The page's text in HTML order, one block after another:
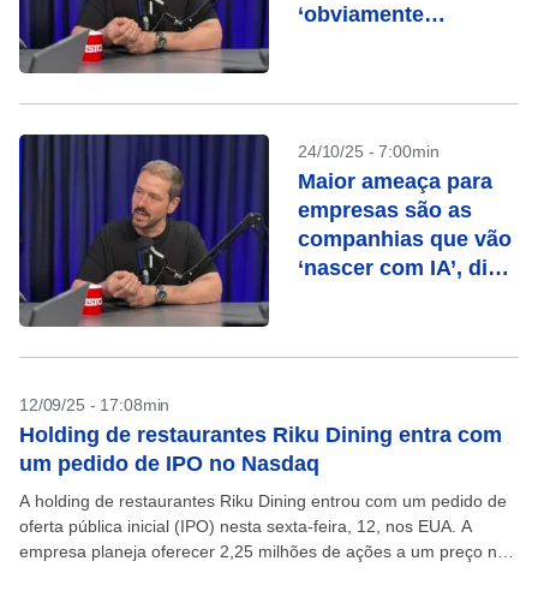
‘obviamente
24/10/25 - 7:00min
Maior ameaça para
empresas são as
companhias que vão
‘nascer com IA’, diz
12/09/25 - 17:08min
Holding de restaurantes Riku Dining entra com
um pedido de IPO no Nasdaq
A holding de restaurantes Riku Dining entrou com um pedido de
oferta pública inicial (IPO) nesta sexta-feira, 12, nos EUA. A
empresa planeja oferecer 2,25 milhões de ações a um preço não